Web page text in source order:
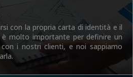
con la propria carta di identità e il
è molto importante per definire un
i nostri clienti, e noi sappiamo